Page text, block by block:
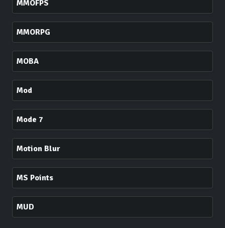
MMOFPS
MMORPG
MOBA
Mod
Mode 7
Motion Blur
MS Points
MUD